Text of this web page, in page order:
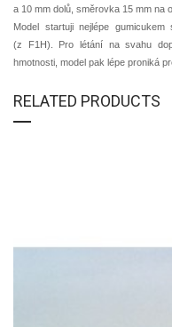
a 10 mm dolů, směrovka 15 mm na
Model startuji nejlépe
(z F1H). Pro létání na svahu
hmotnosti, model pak lépe proniká
RELATED PRODUCTS